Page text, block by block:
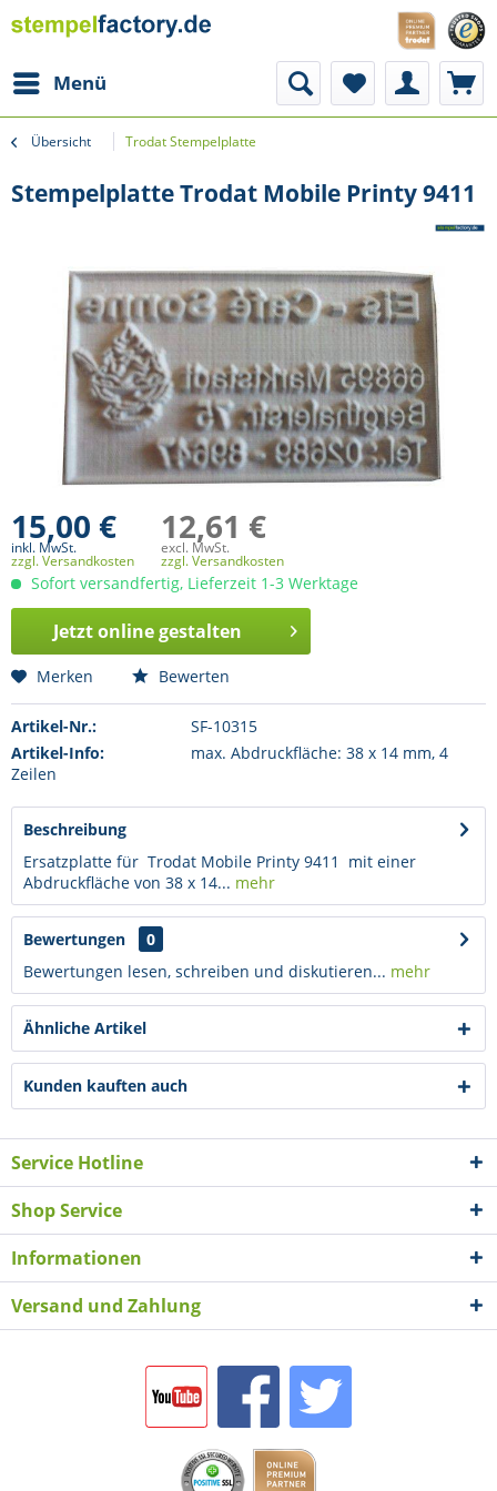
Menü
Übersicht Trodat Stempelplatte
Stempelplatte Trodat Mobile Printy 9411
15,00 €
inkl. MwSt.
zzgl. Versandkosten
12,61 €
excl. MwSt.
zzgl. Versandkosten
Sofort versandfertig, Lieferzeit 1-3 Werktage
Jetzt online gestalten
Merken Bewerten
Artikel-Nr.:
SF-10315
Artikel-Info:
max. Abdruckfläche: 38 x 14 mm, 4
Zeilen
Beschreibung
Ersatzplatte für Trodat Mobile Printy 9411 mit einer
Abdruckfläche von 38 x 14... mehr
Bewertungen
0
Bewertungen lesen, schreiben und diskutieren... mehr
Ähnliche Artikel
Kunden kauften auch
Service Hotline
Shop Service
Informationen
Versand und Zahlung